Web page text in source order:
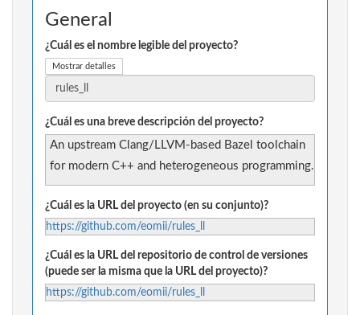
General
¿Cuál es el nombre legible del proyecto?
Mostrar detalles
¿Cuál es una breve descripción del proyecto?
An upstream Clang/LLVM-based Bazel toolchain
for modern C++ and heterogeneous programming.
¿Cuál es la URL del proyecto (en su conjunto)?
https://github.com/eomii/rules_ll
¿Cuál es la URL del repositorio de control de versiones
(puede ser la misma que la URL del proyecto)?
https://github.com/eomii/rules_ll